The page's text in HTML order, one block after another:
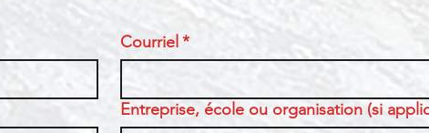
Courriel *
Entreprise, école ou organisation (si